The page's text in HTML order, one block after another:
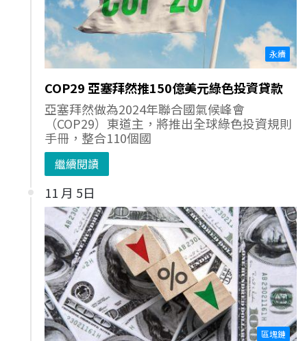
永續
COP29 亞塞拜然推150億美元綠色投資貸款
亞塞拜然做為2024年聯合國氣候峰會
（COP29）東道主，將推出全球綠色投資規則
手冊，整合110個國
繼續閱讀
11 月 5日
區塊鏈